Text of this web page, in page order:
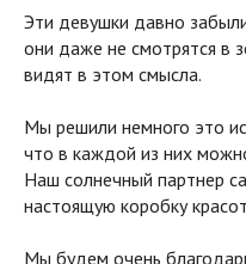
Эти девушки давно
они даже не смотрятся в
видят в этом смысла.
Мы решили немного это
что в каждой из них
Наш солнечный партнер
настоящую коробку
Мы будем очень